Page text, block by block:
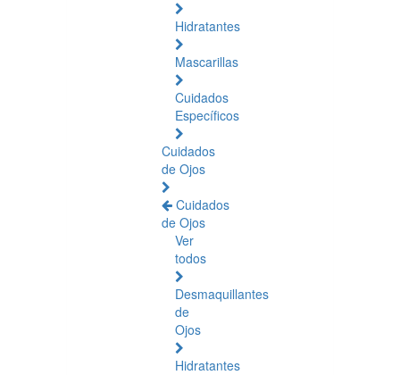
Hidratantes
Mascarillas
Cuidados
Específicos
Cuidados
de Ojos
Cuidados
de Ojos
Ver
todos
Desmaquillantes
de
Ojos
Hidratantes